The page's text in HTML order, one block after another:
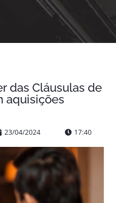
das Cláusulas de
aquisições
23/04/2024 17:40